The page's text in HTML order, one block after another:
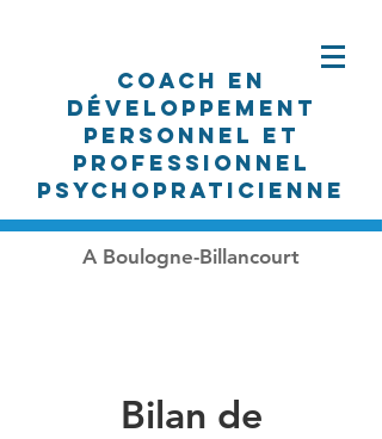
Coach en
développement
personnel et
professionnel
PSYCHOpraticienne
A Boulogne-Billancourt
Bilan de